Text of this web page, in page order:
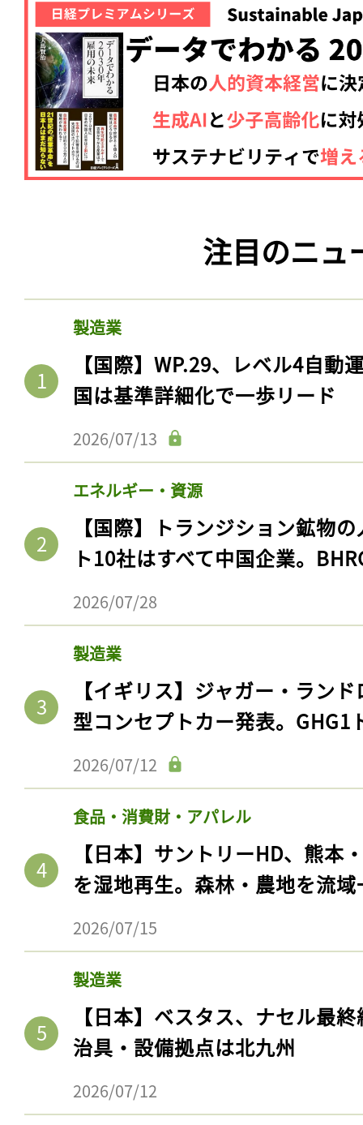
注目のニュ
製造業
【国際】WP.29、レベル4自動
国は基準詳細化で一歩リード
2026/07/13
エネルギー・資源
【国際】トランジション鉱物
ト10社はすべて中国企業。
2026/07/28
製造業
【イギリス】ジャガー・ラン
型コンセプトカー発表。GHG1
2026/07/12
食品・消費財・アパレル
【日本】サントリーHD、熊本
を湿地再生。森林・農地を流
2026/07/15
製造業
【日本】ベスタス、ナセル最
治具・設備拠点は北九州
2026/07/12